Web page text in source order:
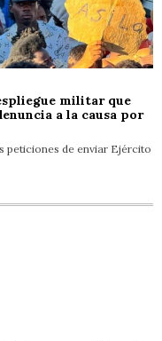
militar que
a la causa por
peticiones de enviar Ejército